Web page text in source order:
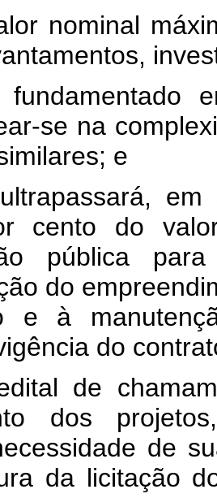
nominal
se na
e
em
cento do
pública
do
e à
do
de
dos
de
da licitação